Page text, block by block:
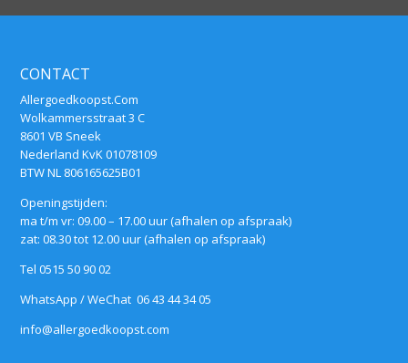
CONTACT
Allergoedkoopst.Com
Wolkammersstraat 3 C
8601 VB Sneek
Nederland KvK 01078109
BTW NL 806165625B01
Openingstijden:
ma t/m vr: 09.00 – 17.00 uur (afhalen op afspraak)
zat: 08.30 tot 12.00 uur (afhalen op afspraak)
Tel 0515 50 90 02
WhatsApp / WeChat 06 43 44 34 05
info@allergoedkoopst.com